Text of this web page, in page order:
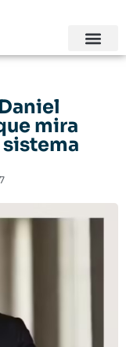
mira